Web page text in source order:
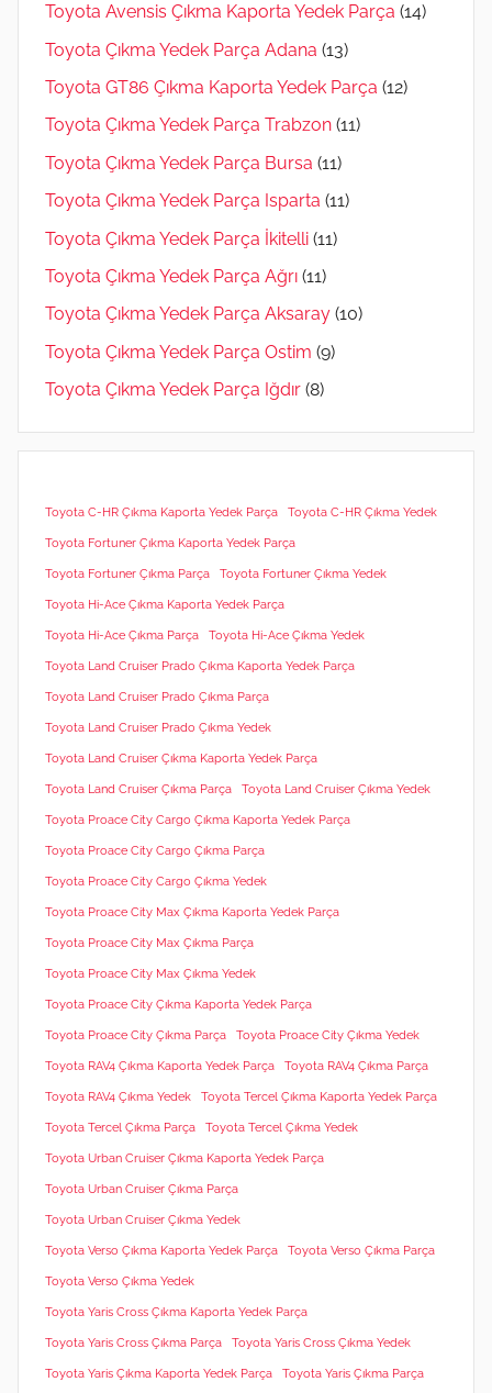
Toyota Avensis Çıkma Kaporta Yedek Parça (14)
Toyota Çıkma Yedek Parça Adana (13)
Toyota GT86 Çıkma Kaporta Yedek Parça (12)
Toyota Çıkma Yedek Parça Trabzon (11)
Toyota Çıkma Yedek Parça Bursa (11)
Toyota Çıkma Yedek Parça Isparta (11)
Toyota Çıkma Yedek Parça İkitelli (11)
Toyota Çıkma Yedek Parça Ağrı (11)
Toyota Çıkma Yedek Parça Aksaray (10)
Toyota Çıkma Yedek Parça Ostim (9)
Toyota Çıkma Yedek Parça Iğdır (8)
Toyota C-HR Çıkma Kaporta Yedek Parça Toyota C-HR Çıkma Yedek
Toyota Fortuner Çıkma Kaporta Yedek Parça
Toyota Fortuner Çıkma Parça Toyota Fortuner Çıkma Yedek
Toyota Hi-Ace Çıkma Kaporta Yedek Parça
Toyota Hi-Ace Çıkma Parça Toyota Hi-Ace Çıkma Yedek
Toyota Land Cruiser Prado Çıkma Kaporta Yedek Parça
Toyota Land Cruiser Prado Çıkma Parça
Toyota Land Cruiser Prado Çıkma Yedek
Toyota Land Cruiser Çıkma Kaporta Yedek Parça
Toyota Land Cruiser Çıkma Parça Toyota Land Cruiser Çıkma Yedek
Toyota Proace City Cargo Çıkma Kaporta Yedek Parça
Toyota Proace City Cargo Çıkma Parça
Toyota Proace City Cargo Çıkma Yedek
Toyota Proace City Max Çıkma Kaporta Yedek Parça
Toyota Proace City Max Çıkma Parça
Toyota Proace City Max Çıkma Yedek
Toyota Proace City Çıkma Kaporta Yedek Parça
Toyota Proace City Çıkma Parça Toyota Proace City Çıkma Yedek
Toyota RAV4 Çıkma Kaporta Yedek Parça Toyota RAV4 Çıkma Parça
Toyota RAV4 Çıkma Yedek Toyota Tercel Çıkma Kaporta Yedek Parça
Toyota Tercel Çıkma Parça Toyota Tercel Çıkma Yedek
Toyota Urban Cruiser Çıkma Kaporta Yedek Parça
Toyota Urban Cruiser Çıkma Parça
Toyota Urban Cruiser Çıkma Yedek
Toyota Verso Çıkma Kaporta Yedek Parça Toyota Verso Çıkma Parça
Toyota Verso Çıkma Yedek
Toyota Yaris Cross Çıkma Kaporta Yedek Parça
Toyota Yaris Cross Çıkma Parça Toyota Yaris Cross Çıkma Yedek
Toyota Yaris Çıkma Kaporta Yedek Parça Toyota Yaris Çıkma Parça